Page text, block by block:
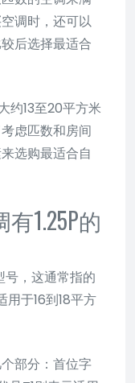
调时，还可以
后选择最适合
约13至20平方米
虑匹数和房间
选购最适合自
1.25P的
号，这通常指的
用于16到18平方
部分：首位字